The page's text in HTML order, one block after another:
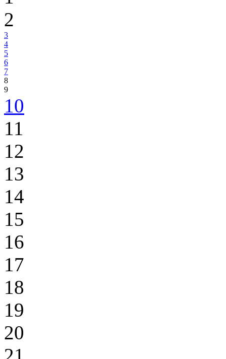
2
3
4
5
6
7
8
9
10
11
12
13
14
15
16
17
18
19
20